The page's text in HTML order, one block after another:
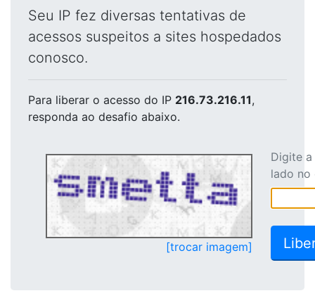
Seu IP fez diversas tentativas de
acessos suspeitos a sites hospedados
conosco.
Para liberar o acesso do IP 216.73.216.11,
responda ao desafio abaixo.
[trocar imagem]
Digite
lado no